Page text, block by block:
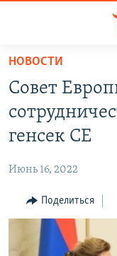
Перейти
основному
содержанию
Перейти
основной
Перейти
ПОЛИТИКА
ЭКОНОМИКА
РЕГИОН
НАГОРНЫЙ
НОВОСТИ
Совет
генсек СЕ
Июнь 16, 2022
Поделиться